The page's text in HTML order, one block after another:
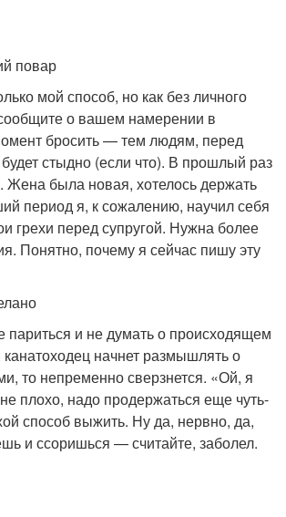
повар
мой способ, но как без личного
о вашем намерении в
бросить — тем людям, перед
стыдно (если что). В прошлый раз
Жена была новая, хотелось держать
период я, к сожалению, научил себя
грехи перед супругой. Нужна более
Понятно, почему я сейчас пишу эту
париться и не думать о происходящем
начнет размышлять о
то непременно сверзнется. «Ой, я
плохо, надо продержаться еще чуть-
способ выжить. Ну да, нервно, да,
и ссоришься — считайте, заболел.